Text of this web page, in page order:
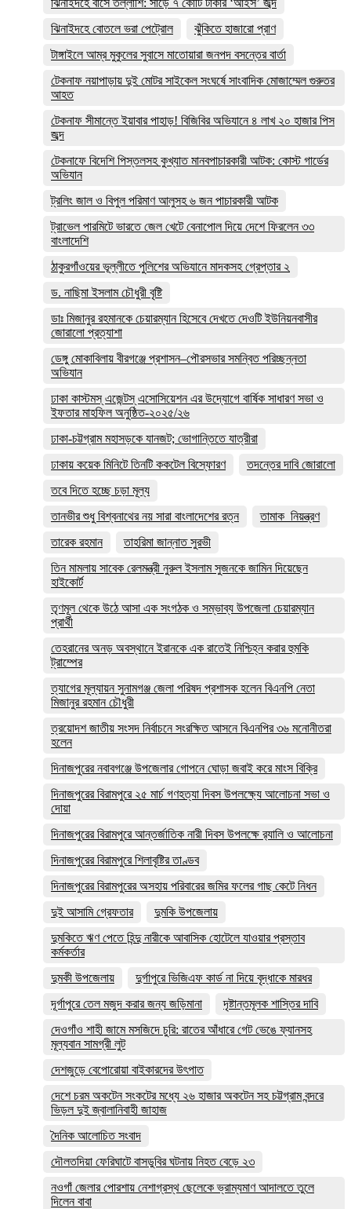
ঝিনাইদহে বোতলে ভরা পেট্রোল
ঝুঁকিতে হাজারো প্রাণ
টাঙ্গাইলে আম্র মুকুলের সুবাসে মাতোয়ারা জনপদ বসন্তের বার্তা
টেকনাফ নয়াপাড়ায় দুই মোটর সাইকেল সংঘর্ষে সাংবাদিক মোজাম্মেল গুরুতর
আহত
টেকনাফ সীমান্তে ইয়াবার পাহাড়! বিজিবির অভিযানে ৪ লাখ ২০ হাজার পিস
জব্দ
টেকনাফে বিদেশি পিস্তলসহ কুখ্যাত মানবপাচারকারী আটক: কোস্ট গার্ডের
অভিযান
ট্রলিং জাল ও বিপুল পরিমাণ আলুসহ ৬ জন পাচারকারী আটক
ট্রাভেল পারমিটে ভারতে জেল খেটে বেনাপোল দিয়ে দেশে ফিরলেন ৩৩
বাংলাদেশি
ঠাকুরগাঁওয়ের ভূল্লীতে পুলিশের অভিযানে মাদকসহ গ্রেপ্তার ২
ড. নাছিমা ইসলাম চৌধুরী বৃষ্টি
ডাঃ মিজানুর রহমানকে চেয়ারম্যান হিসেবে দেখতে দেওটি ইউনিয়নবাসীর
জোরালো প্রত্যাশা
ডেঙ্গু মোকাবিলায় বীরগঞ্জে প্রশাসন–পৌরসভার সমন্বিত পরিচ্ছন্নতা
অভিযান
ঢাকা কাস্টমস্ এজেন্টস্ এসোসিয়েশন এর উদ্যোগে বার্ষিক সাধারণ সভা ও
ইফতার মাহফিল অনুষ্ঠিত-২০২৫/২৬
ঢাকা-চট্টগ্রাম মহাসড়কে যানজট; ভোগান্তিতে যাত্রীরা
ঢাকায় কয়েক মিনিটে তিনটি ককটেল বিস্ফোরণ
তদন্তের দাবি জোরালো
তবে দিতে হচ্ছে চড়া মূল্য
তানভীর শুধু বিশ্বনাথের নয় সারা বাংলাদেশের রত্ন
তামাক_নিয়ন্ত্রণ
তারেক রহমান
তাহরিমা জান্নাত সুরভী
তিন মামলায় সাবেক রেলমন্ত্রী নুরুল ইসলাম সুজনকে জামিন দিয়েছেন
হাইকোর্ট
তৃণমূল থেকে উঠে আসা এক সংগঠক ও সম্ভাব্য উপজেলা চেয়ারম্যান
প্রার্থী
তেহরানের অনড় অবস্থানে ইরানকে এক রাতেই নিশ্চিহ্ন করার হুমকি
ট্রাম্পের
ত্যাগের মূল্যায়ন সুনামগঞ্জ জেলা পরিষদ প্রশাসক হলেন বিএনপি নেতা
মিজানুর রহমান চৌধুরী
ত্রয়োদশ জাতীয় সংসদ নির্বাচনে সংরক্ষিত আসনে বিএনপির ৩৬ মনোনীতরা
হলেন
দিনাজপুরের নবাবগঞ্জে উপজেলার গোপনে ঘোড়া জবাই করে মাংস বিক্রি
দিনাজপুরের ‎বিরামপুরে ২৫ মার্চ গণহত্যা দিবস উপলক্ষ্যে আলোচনা সভা ও
দোয়া
দিনাজপুরের বিরামপুরে আন্তর্জাতিক নারী দিবস উপলক্ষে র‍্যালি ও আলোচনা
দিনাজপুরের বিরামপুরে শিলাবৃষ্টির তাণ্ডব
দিনাজপুরের বিরামপুরের অসহায় পরিবারের জমির ফলের গাছ কেটে নিধন
দুই আসামি গ্রেফতার
দুমকি উপজেলায়
দুমকিতে ঋণ পেতে হিন্দু নারীকে আবাসিক হোটেলে যাওয়ার প্রস্তাব
কর্মকর্তার
দুমকী উপজেলায়
দুর্গাপুরে ভিজিএফ কার্ড না দিয়ে বৃদ্ধাকে মারধর
দূর্গাপুরে তেল মজুদ করার জন্য জড়িমানা
দৃষ্টান্তমূলক শাস্তির দাবি
দেওগাঁও শাহী জামে মসজিদে চুরি: রাতের আঁধারে গেট ভেঙে ফ্যানসহ
মূল্যবান সামগ্রী লুট
দেশজুড়ে বেপোরোয়া বাইকারদের উৎপাত
দেশে চরম অকটেন সংকটের মধ্যে ২৬ হাজার অকটেন সহ চট্টগ্রাম বন্দরে
ভিড়ল দুই জ্বালানিবাহী জাহাজ
দৈনিক আলোচিত সংবাদ
দৌলতদিয়া ফেরিঘাটে বাসডুবির ঘটনায় নিহত বেড়ে ২৩
নওগাঁ জেলার পোরশায় নেশাগ্রস্থ ছেলেকে ভ্রাম্যমাণ আদালতে তুলে
দিলেন বাবা